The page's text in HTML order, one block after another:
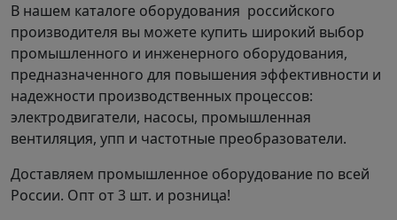
В нашем каталоге оборудования российского
производителя вы можете купить широкий выбор
промышленного и инженерного оборудования,
предназначенного для повышения эффективности и
надежности производственных процессов:
электродвигатели, насосы, промышленная
вентиляция, упп и частотные преобразователи.
Доставляем промышленное оборудование по всей
России. Опт от 3 шт. и розница!